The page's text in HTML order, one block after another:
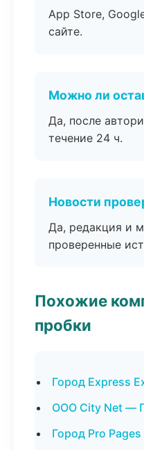
App Store,
сайте.
Можно ли
Да, после
течение 24 ч.
Новости
Да, редакция и
проверенные
Похожие
пробки
Город Express
ООО City Net —
Город Pro